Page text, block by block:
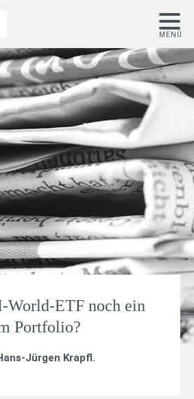
World-ETF noch ein
Portfolio?
Jürgen Krapfl.